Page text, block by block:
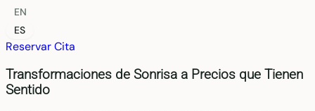
EN
ES
Reservar Cita
Transformaciones de Sonrisa a Precios que Tienen
Sentido